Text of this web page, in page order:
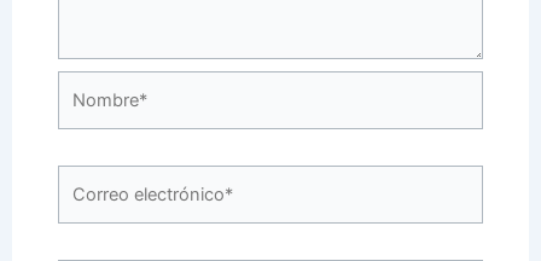
Nombre*
Correo
electrónico*